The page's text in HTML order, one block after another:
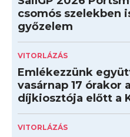
csomós szelekben
győzelem
VITORLÁZÁS
Emlékezzünk
vasárnap 17 órakor
díjkiosztója előtt a
VITORLÁZÁS